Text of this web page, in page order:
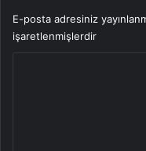
E-posta adresiniz
işaretlenmişlerdir